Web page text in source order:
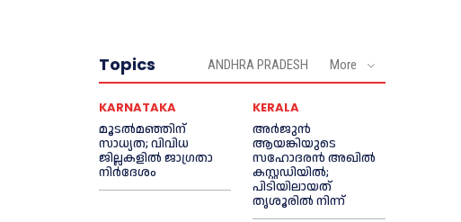
Topics ANDHRA PRADESH More
KARNATAKA
മൂടൽമഞ്ഞിന്
സാധ്യത; വിവിധ
ജില്ലകളിൽ ജാഗ്രതാ
നിർദേശം
KERALA
അര്‍ജുന്‍
ആയങ്കിയുടെ
സഹോദരന്‍ അഖില്‍
കസ്റ്റഡിയില്‍;
പിടിയിലായത്
തൃശൂരില്‍ നിന്ന്